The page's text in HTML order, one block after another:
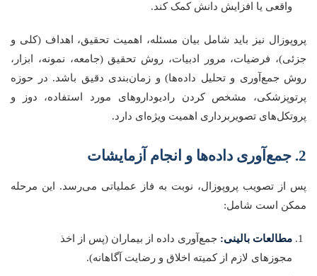
واقعی یا افزایش دانش کمک کند.
پروپوزال نیز باید شامل بیان مسئله، اهمیت تحقیق، اهداف (کلی و
جزئی)، فرضیات، مرور ادبیات، روش تحقیق (جامعه، نمونه، ابزار،
روش جمع‌آوری و تحلیل داده‌ها) و زمان‌بندی دقیق باشد. در حوزه
پرتوپزشکی، مشخص کردن رادیوداروهای مورد استفاده، دوز و
پروتکل‌های تصویربرداری اهمیت ویژه‌ای دارد.
2. جمع‌آوری داده‌ها و انجام آزمایشات
پس از تصویب پروپوزال، نوبت به فاز عملیاتی می‌رسد. این مرحله
ممکن است شامل:
مطالعات بالینی: جمع‌آوری داده از بیماران (پس از اخذ
مجوزهای لازم از کمیته اخلاق و رضایت آگاهانه).